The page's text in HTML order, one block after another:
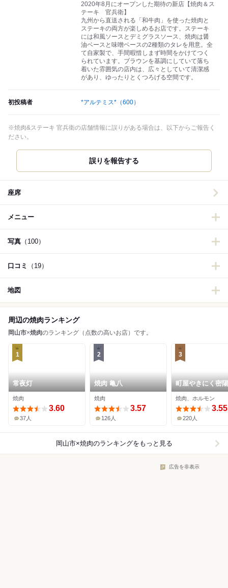
2020年8月にオープンした期待の新店【焼肉＆ス
テーキ 官兵衛】
九州から直送される「和牛肉」を使った焼肉と
ステーキの両方が楽しめるお店です。ステーキ
には和風ソースとデミグラスソース、焼肉は醤
油ベースと味噌ベースの2種類のタレを用意。全
て自家製で、手間暇惜しまず時間をかけてつく
られています。ブラウンを基調にしていて落ち
着いた雰囲気の店内は、広々としていて清潔感
があり、ゆったりとくつろげる空間です。
初投稿者 *アルテミス* （600）
※焼肉&ステーキ 官兵衛の店舗情報に誤りがある場合は、以下からご報告く
ださい。
誤りを報告する
座席
メニュー
写真 （100）
口コミ （19）
地図
周辺の焼肉ランキング
岡山市×焼肉のランキング（点数の高いお店）です。
1
常夜灯
焼肉
3.60
37人
2
焼肉 亀八
焼肉
3.57
126人
3
町屋やきにく密
焼肉、ホルモン
3.55
220人
岡山市×焼肉のランキングをもっと見る
広告を非表示